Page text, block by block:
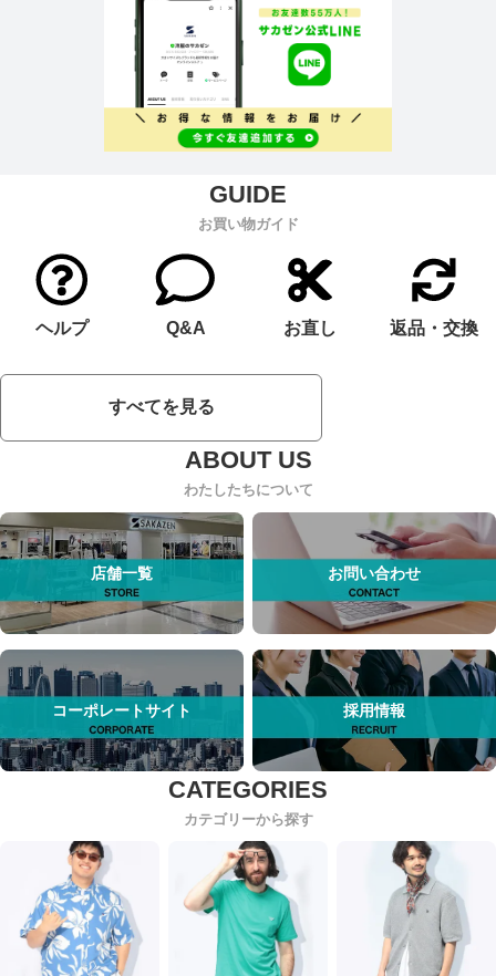
お買い物ガイド
ヘルプ Q&A お直し 返品・交換
すべてを見る
わたしたちについて
店舗一覧 お問い合わせ
コーポレートサイト 採用情報
カテゴリーから探す